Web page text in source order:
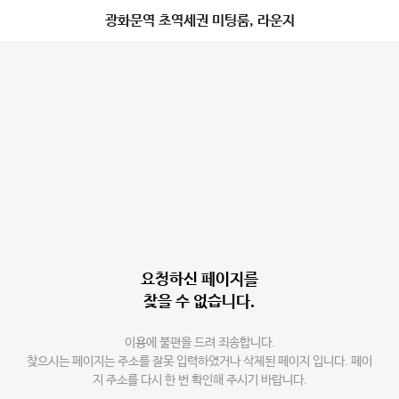
광화문역 초역세권 미팅룸, 라운지
요청하신 페이지를
찾을 수 없습니다.
이용에 불편을 드려 죄송합니다.
찾으시는 페이지는 주소를 잘못 입력하였거나 삭제된 페이지 입니다. 페이
지 주소를 다시 한 번 확인해 주시기 바랍니다.